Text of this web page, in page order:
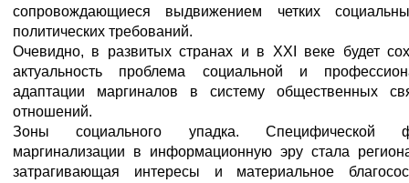
сопровождающиеся выдвижением четких
политических требований.
Очевидно, в развитых странах и в XXI веке будет
актуальность проблема социальной и
адаптации маргиналов в систему общественных
отношений.
Зоны социального упадка. Специфической
маргинализации в информационную эру стала
затрагивающая интересы и материальное